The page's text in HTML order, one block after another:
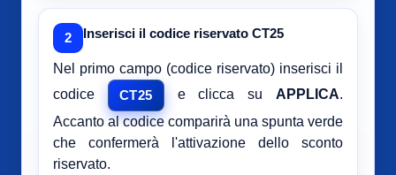
2 Inserisci il codice riservato CT25
Nel primo campo (codice riservato) inserisci il
codice
CT25 e clicca suAPPLICA.
Accanto al codice comparirà una spunta verde
che confermerà l'attivazione dello sconto
riservato.